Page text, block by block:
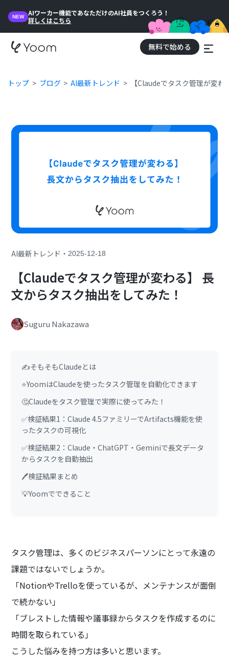
NEW
AIワーカー機能であなただけのAI社員をつくろう！
詳しくはこちら
無料で始める
トップ ブログ AI最新トレンド 【Claudeでタスク管理が変
AI最新トレンド ・2025-12-18
【Claudeでタスク管理が変わる】 長
文からタスク抽出をしてみた！
Suguru Nakazawa
✍️そもそもClaudeとは
⭐YoomはClaudeを使ったタスク管理を自動化できます
🤔Claudeをタスク管理で実際に使ってみた！
✅検証結果1：Claude 4.5ファミリーでArtifacts機能を使
ったタスクの可視化
✅検証結果2：Claude・ChatGPT・Geminiで長文データ
からタスクを自動抽出
🖊️検証結果まとめ
💡Yoomでできること
タスク管理は、多くのビジネスパーソンにとって永遠の
課題ではないでしょうか。
「NotionやTrelloを使っているが、メンテナンスが面倒
で続かない」
「ブレストした情報や議事録からタスクを作成するのに
時間を取られている」
こうした悩みを持つ方は多いと思います。